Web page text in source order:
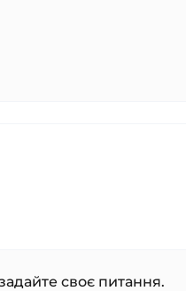
своє питання.